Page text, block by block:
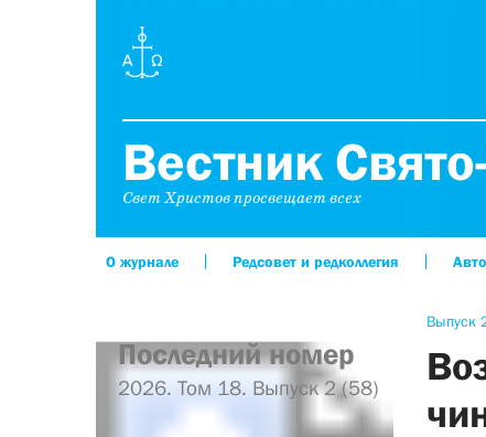
Вестник
Свет Христов просвещает всех
О журнале Редсовет и редколлегия
Выпуск
Последний номер
2026. Том 18. Выпуск 2 (58)